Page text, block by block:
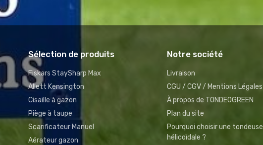
Sélection de produits
Fiskars StaySharp Max
Allett Kensington
Cisaille à gazon
Piège à taupe
Scarificateur Manuel
Aérateur gazon
Notre société
Livraison
CGU / CGV / Mentions Légales
À propos de TONDEOGREEN
Plan du site
Pourquoi choisir une tondeuse
hélicoïdale ?